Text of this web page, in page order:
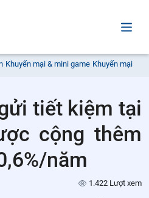
Khuyến mại & mini game Khuyến mại
tiết kiệm tại
cộng thêm
năm
1.422 Lượt xem